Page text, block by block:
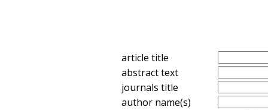
article title
abstract text
journals title
author name(s)